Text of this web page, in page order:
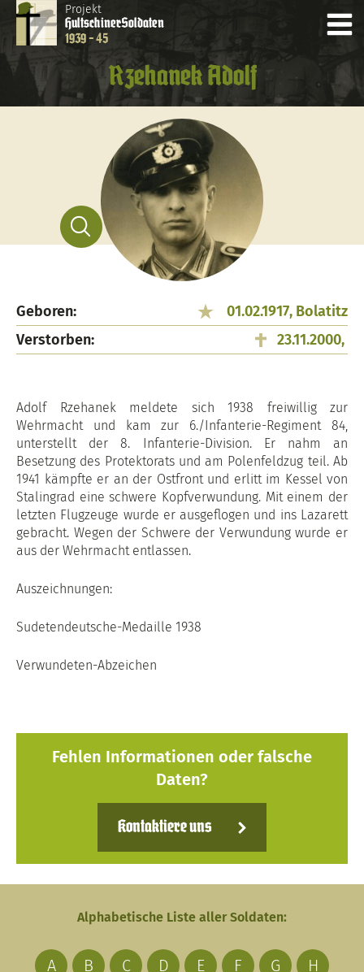
Projekt
HultschinerSoldaten
1939 - 45
Rzehanek Adolf
Geboren:
01.02.1917, Bolatitz
Verstorben:
23.11.2000,
Adolf Rzehanek meldete sich 1938 freiwillig zur
Wehrmacht und kam zur 6./Infanterie-Regiment 84,
unterstellt der 8. Infanterie-Division. Er nahm an
Besetzung des Protektorats und am Polenfeldzug teil. Ab
1941 kämpfte er an der Ostfront und erlitt im Kessel von
Stalingrad eine schwere Kopfverwundung. Mit einem der
letzten Flugzeuge wurde er ausgeflogen und ins Lazarett
gebracht. Wegen der Schwere der Verwundung wurde er
aus der Wehrmacht entlassen.
Auszeichnungen:
Sudetendeutsche-Medaille 1938
Verwundeten-Abzeichen
Fehlen Informationen oder falsche
Daten?
Kontaktiere uns
Alphabetische Liste aller Soldaten:
A B C D E F G
H